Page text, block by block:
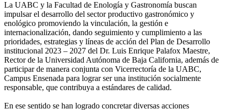
La UABC y la Facultad de Enología y Gastronomía buscan
impulsar el desarrollo del sector productivo gastronómico y
enológico promoviendo la vinculación, la gestión e
internacionalización, dando seguimiento y cumplimiento a las
prioridades, estrategias y líneas de acción del Plan de Desarrollo
institucional 2023 – 2027 del Dr. Luis Enrique Palafox Maestre,
Rector de la Universidad Autónoma de Baja California, además de
participar de manera conjunta con Vicerrectoría de la UABC,
Campus Ensenada para lograr ser una institución socialmente
responsable, que contribuya a estándares de calidad.
En ese sentido se han logrado concretar diversas acciones